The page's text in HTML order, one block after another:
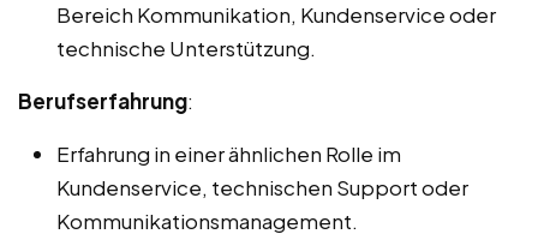
Bereich Kommunikation, Kundenservice oder
technische Unterstützung.
Berufserfahrung:
Erfahrung in einer ähnlichen Rolle im
Kundenservice, technischen Support oder
Kommunikationsmanagement.